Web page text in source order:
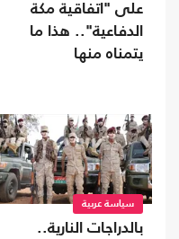
على "اتفاقية مكة
الدفاعية".. هذا ما
يتمناه منها
سياسة عربية
بالدراجات النارية..